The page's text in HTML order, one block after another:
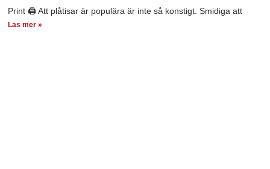
Print 🖨 Att plåtisar är populära är inte så konstigt. Smidiga att
Läs mer »